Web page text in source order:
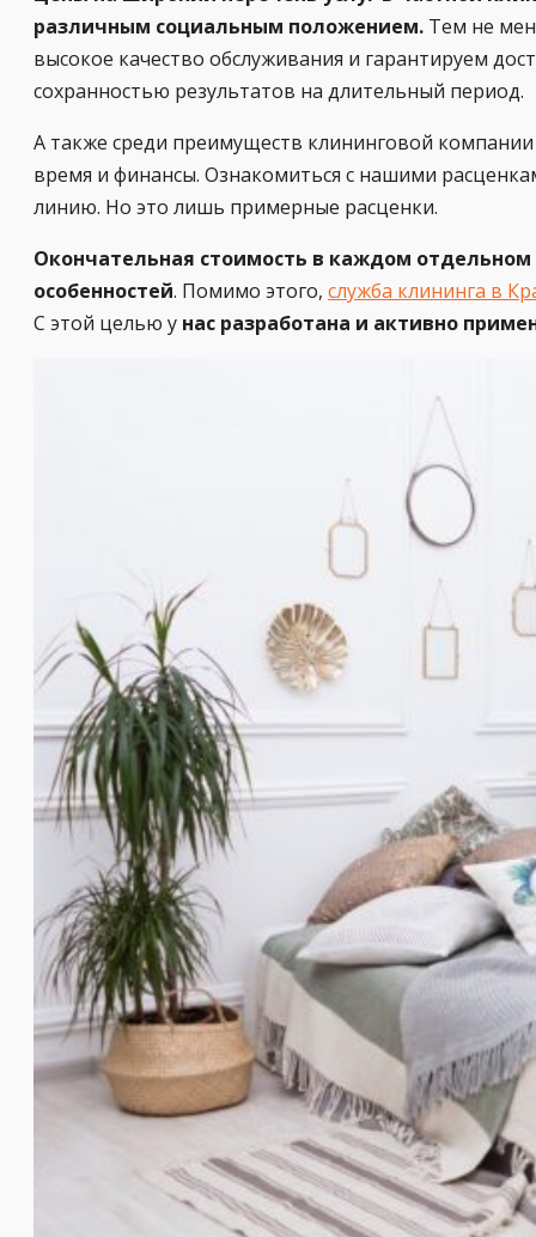
различным социальным положением. Тем не
высокое качество обслуживания и гарантируем
сохранностью результатов на длительный период.
А также среди преимуществ клининговой
время и финансы. Ознакомиться с нашими
линию. Но это лишь примерные расценки.
Окончательная стоимость в каждом
особенностей. Помимо этого, служба клининга в
С этой целью у нас разработана и активно